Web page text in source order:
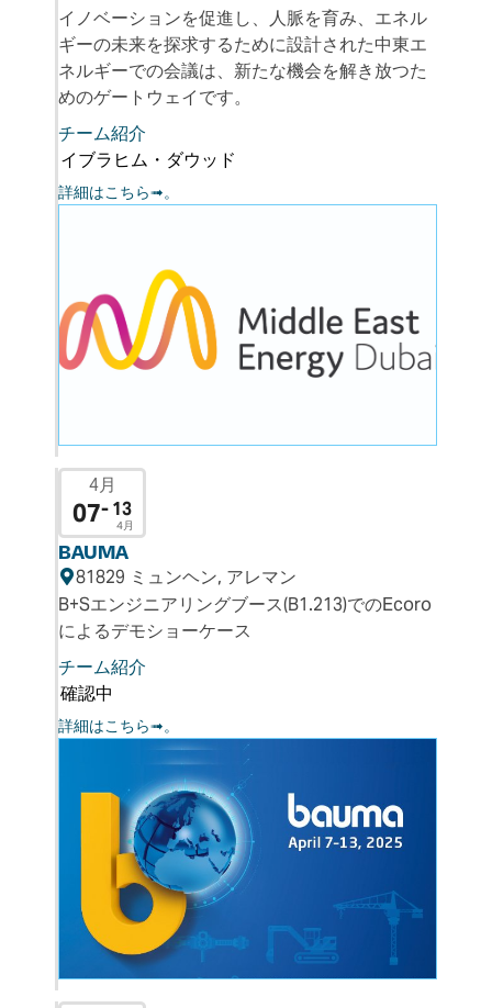
イノベーションを促進し、人脈を育み、エネル
ギーの未来を探求するために設計された中東エ
ネルギーでの会議は、新たな機会を解き放つた
めのゲートウェイです。
チーム紹介
イブラヒム・ダウッド
詳細はこちら➟。
4月
07- 13
4月
BAUMA
81829 ミュンヘン, アレマン
B+Sエンジニアリングブース(B1.213)でのEcoro
によるデモショーケース
チーム紹介
確認中
詳細はこちら➟。